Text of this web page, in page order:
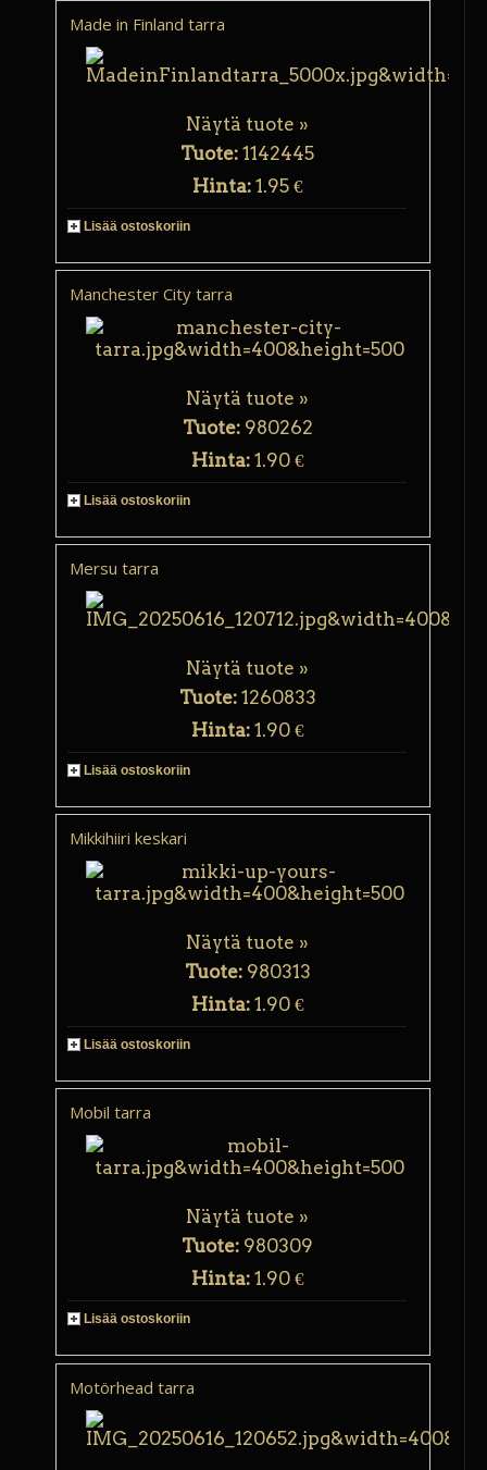
Made in Finland tarra
Näytä tuote »
Tuote:1142445
Hinta: 1.95 €
Lisää ostoskoriin
Manchester City tarra
Näytä tuote »
Tuote: 980262
Hinta: 1.90 €
Lisää ostoskoriin
Mersu tarra
Näytä tuote »
Tuote: 1260833
Hinta: 1.90 €
Lisää ostoskoriin
Mikkihiiri keskari
Näytä tuote »
Tuote: 980313
Hinta: 1.90 €
Lisää ostoskoriin
Mobil tarra
Näytä tuote »
Tuote: 980309
Hinta: 1.90 €
Lisää ostoskoriin
Motörhead tarra